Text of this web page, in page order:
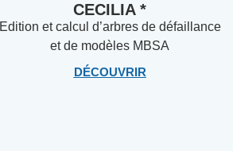
CECILIA *
Edition et calcul d’arbres de défaillance
et de modèles MBSA
DÉCOUVRIR